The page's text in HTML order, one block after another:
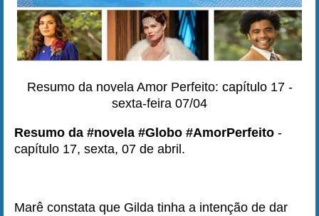
Resumo da novela Amor Perfeito: capítulo 17 -
sexta-feira 07/04
Resumo da #novela #Globo #AmorPerfeito -
capítulo 17, sexta, 07 de abril.
Marê constata que Gilda tinha a intenção de dar